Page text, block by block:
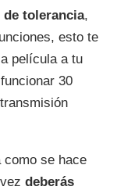
tolerancia,
esto te
película a tu
30
como se hace
deberás